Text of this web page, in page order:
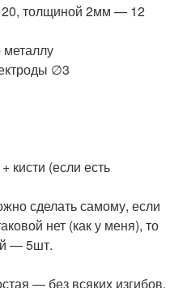
толщиной 2мм — 12
∅3
кисти (если есть
сделать самому, если
нет (как у меня), то
— 5шт.
— без всяких изгибов,